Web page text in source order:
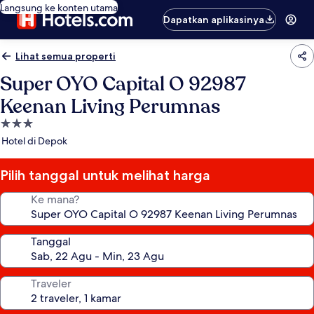
Langsung ke konten utama
Dapatkan aplikasinya
Lihat semua properti
Super OYO Capital O 92987
Keenan Living Perumnas
Properti
bintang
Hotel di Depok
Pilih tanggal untuk melihat harga
Ke mana?
Tanggal
Traveler